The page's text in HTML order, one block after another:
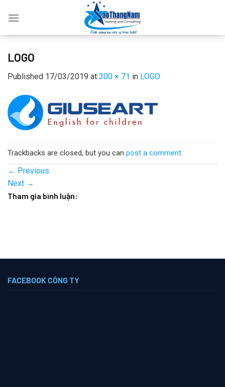
LOGO
Published 17/03/2019 at 300 × 71 in LOGO
Trackbacks are closed, but you can post a comment.
← Previous
Next →
Tham gia bình luận:
FACEBOOK CÔNG TY